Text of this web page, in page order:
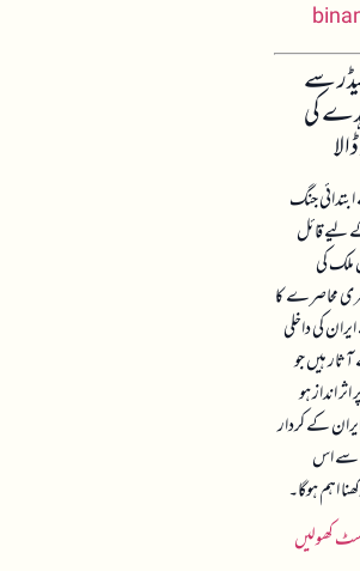
سے
کی
جنگ
لیے قائل
کی
محاصرے کا
کی داخلی
ہیں جو
انداز ہو
کے کردار
سے اس
اہم ہوگا۔
کھولیں